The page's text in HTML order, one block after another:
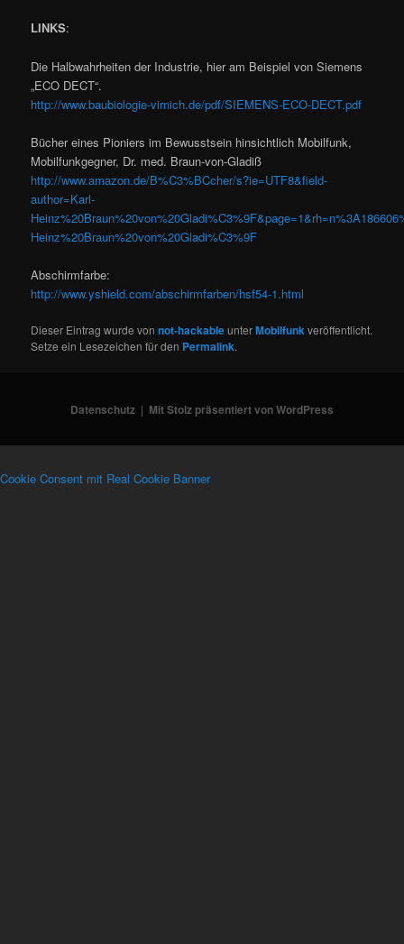
LINKS:
Die Halbwahrheiten der Industrie, hier am Beispiel von Siemens
„ECO DECT“.
http://www.baubiologie-virnich.de/pdf/SIEMENS-ECO-DECT.pdf
Bücher eines Pioniers im Bewusstsein hinsichtlich Mobilfunk,
Mobilfunkgegner, Dr. med. Braun-von-Gladiß
http://www.amazon.de/B%C3%BCcher/s?ie=UTF8&field-
author=Karl-
Heinz%20Braun%20von%20Gladi%C3%9F
Abschirmfarbe:
http://www.yshield.com/abschirmfarben/hsf54-1.html
Dieser Eintrag wurde vonnot-hackableunterMobilfunkveröffentlicht.
Setze ein Lesezeichen für den Permalink.
Datenschutz Mit Stolz präsentiert von WordPress
Cookie Consent mit Real Cookie Banner